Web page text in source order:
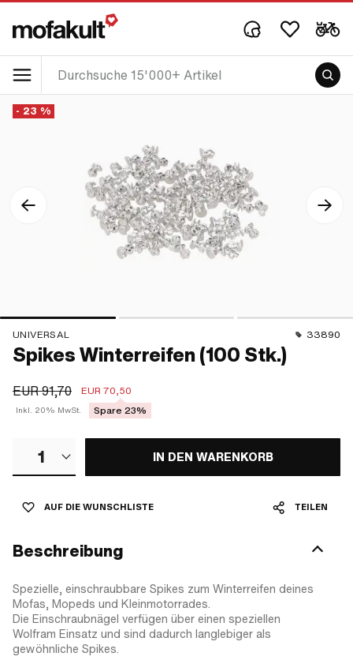
- 23 %
UNIVERSAL 33890
Spikes Winterreifen (100 Stk.)
EUR 91,70 EUR 70,50
Inkl. 20% MwSt. Spare 23%
1 IN DEN WARENKORB
AUF DIE WUNSCHLISTE TEILEN
Beschreibung
Spezielle, einschraubbare Spikes zum Winterreifen deines
Mofas, Mopeds und Kleinmotorrades.
Die Einschraubnägel verfügen über einen speziellen
Wolfram Einsatz und sind dadurch langlebiger als
gewöhnliche Spikes.